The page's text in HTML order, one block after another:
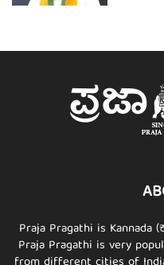
Praja Pragathi is Kannada
Praja Pragathi is very